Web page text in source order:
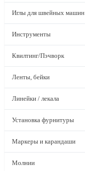
Иглы для швейных машин
Инструменты
Квилтинг/Пэчворк
Ленты, бейки
Линейки / лекала
Установка фурнитуры
Маркеры и карандаши
Молнии